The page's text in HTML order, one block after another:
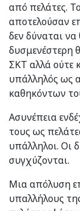
από πελάτες.
αποτελούσαν
δεν δύναται να
δυσμενέστερη
ΣΚΤ αλλά ούτε
υπάλληλός ως
καθηκόντων
Ασυνέπεια
τους ως
υπάλληλοι. Οι
συγχύζονται.
Μια απόλυση
υπαλλήλους